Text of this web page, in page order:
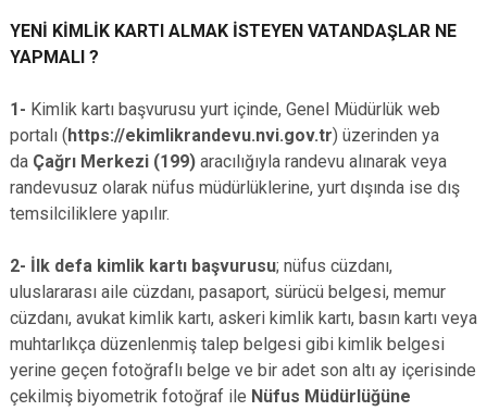
YENİ KİMLİK KARTI ALMAK İSTEYEN VATANDAŞLAR NE
YAPMALI ?
1- Kimlik kartı başvurusu yurt içinde, Genel Müdürlük web
portalı (https://ekimlikrandevu.nvi.gov.tr) üzerinden ya
da Çağrı Merkezi (199) aracılığıyla randevu alınarak veya
randevusuz olarak nüfus müdürlüklerine, yurt dışında ise dış
temsilciliklere yapılır.
2- İlk defa kimlik kartı başvurusu; nüfus cüzdanı,
uluslararası aile cüzdanı, pasaport, sürücü belgesi, memur
cüzdanı, avukat kimlik kartı, askeri kimlik kartı, basın kartı veya
muhtarlıkça düzenlenmiş talep belgesi gibi kimlik belgesi
yerine geçen fotoğraflı belge ve bir adet son altı ay içerisinde
çekilmiş biyometrik fotoğraf ile Nüfus Müdürlüğüne